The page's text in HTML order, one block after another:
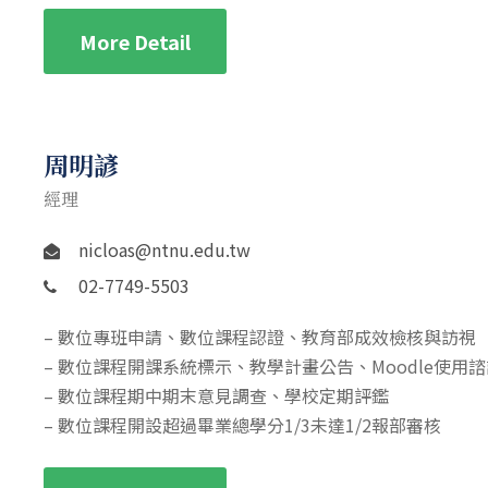
More Detail
周明諺
經理
nicloas@ntnu.edu.tw
02-7749-5503
– 數位專班申請、數位課程認證、教育部成效檢核與訪視
– 數位課程開課系統標示、教學計畫公告、Moodle使用
– 數位課程期中期末意見調查、學校定期評鑑
– 數位課程開設超過畢業總學分1/3未達1/2報部審核